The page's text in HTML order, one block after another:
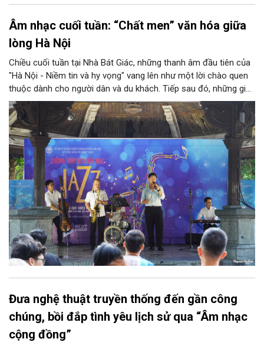
Âm nhạc cuối tuần: “Chất men” văn hóa giữa
lòng Hà Nội
Chiều cuối tuần tại Nhà Bát Giác, những thanh âm đầu tiên của
"Hà Nội - Niềm tin và hy vọng" vang lên như một lời chào quen
thuộc dành cho người dân và du khách. Tiếp sau đó, những giai
điệu jazz kinh điển của thế giới lần lượt cất lên qua phần biểu
diễn của NSƯT Quyền Văn Minh và các nghệ sĩ Bình Minh Jazz
Club, mở ra một không gian âm nhạc giàu cảm xúc ngay giữa
trung tâm Thủ đô.
Đưa nghệ thuật truyền thống đến gần công
chúng, bồi đắp tình yêu lịch sử qua “Âm nhạc
cộng đồng”